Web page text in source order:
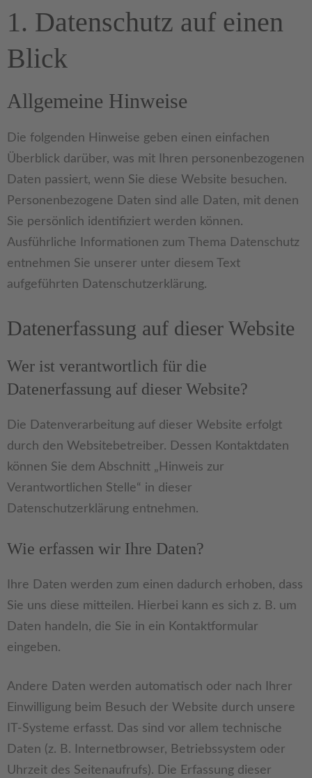
1. Datenschutz auf einen
Blick
Allgemeine Hinweise
Die folgenden Hinweise geben einen einfachen
Überblick darüber, was mit Ihren personenbezogenen
Daten passiert, wenn Sie diese Website besuchen.
Personenbezogene Daten sind alle Daten, mit denen
Sie persönlich identifiziert werden können.
Ausführliche Informationen zum Thema Datenschutz
entnehmen Sie unserer unter diesem Text
aufgeführten Datenschutzerklärung.
Datenerfassung auf dieser Website
Wer ist verantwortlich für die
Datenerfassung auf dieser Website?
Die Datenverarbeitung auf dieser Website erfolgt
durch den Websitebetreiber. Dessen Kontaktdaten
können Sie dem Abschnitt „Hinweis zur
Verantwortlichen Stelle“ in dieser
Datenschutzerklärung entnehmen.
Wie erfassen wir Ihre Daten?
Ihre Daten werden zum einen dadurch erhoben, dass
Sie uns diese mitteilen. Hierbei kann es sich z. B. um
Daten handeln, die Sie in ein Kontaktformular
eingeben.
Andere Daten werden automatisch oder nach Ihrer
Einwilligung beim Besuch der Website durch unsere
IT-Systeme erfasst. Das sind vor allem technische
Daten (z. B. Internetbrowser, Betriebssystem oder
Uhrzeit des Seitenaufrufs). Die Erfassung dieser